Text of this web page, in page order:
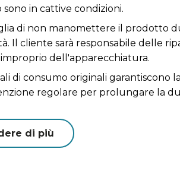
in cattive condizioni.
di non manomettere il prodotto
Il cliente sarà responsabile delle
dell'apparecchiatura.
di consumo originali garantiscono
regolare per prolungare la
di più